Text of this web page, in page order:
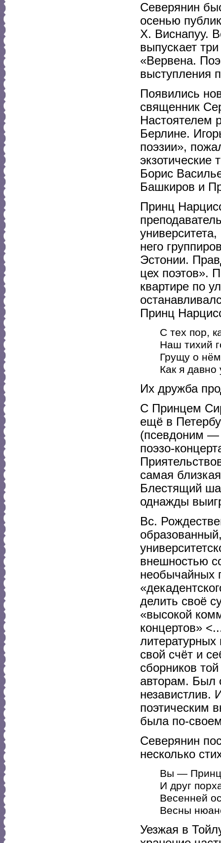
Северянин
осенью
Х. Виснапуу.
выпускает
«Вервена.
выступления
Появились
священник
Настоятелем
Берлине.
поэзии»,
Борис
Башкиров и
Принц
него
Эстонии.
цех поэтов».
квартире по
Принц
С тех пор,
Наш тихий
Грущу о
Как я давно
Их дружба
С Принцем
ещё в
(псевдоним —
поэзо-
самая
Блестящий
однажды
Вс.
внешностью
необычайных
делить своё
«высокой
концертов»
литературных
свой счёт и
сборников
авторам. Был
независтлив.
поэтическим
была по-
Северянин
несколько
Вы — Принц
И друг
Весенней
Весны
Уезжая в